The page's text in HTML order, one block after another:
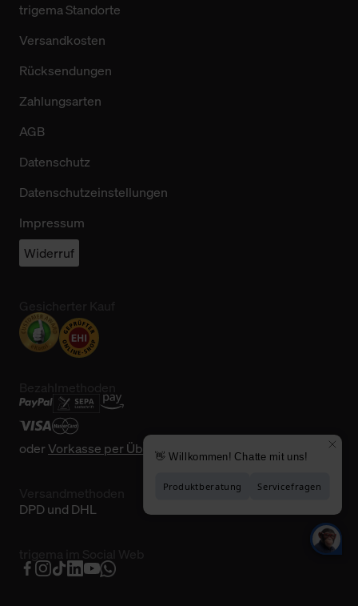
trigema Standorte
Versandkosten
Rücksendungen
Zahlungsarten
AGB
Datenschutz
Datenschutzeinstellungen
Impressum
Widerruf
oderVorkasse per Überweisung
DPD und DHL